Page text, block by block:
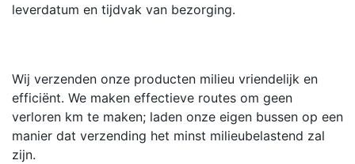
leverdatum en tijdvak van bezorging.
Wij verzenden onze producten milieu vriendelijk en
efficiënt. We maken effectieve routes om geen
verloren km te maken; laden onze eigen bussen op een
manier dat verzending het minst milieubelastend zal
zijn.